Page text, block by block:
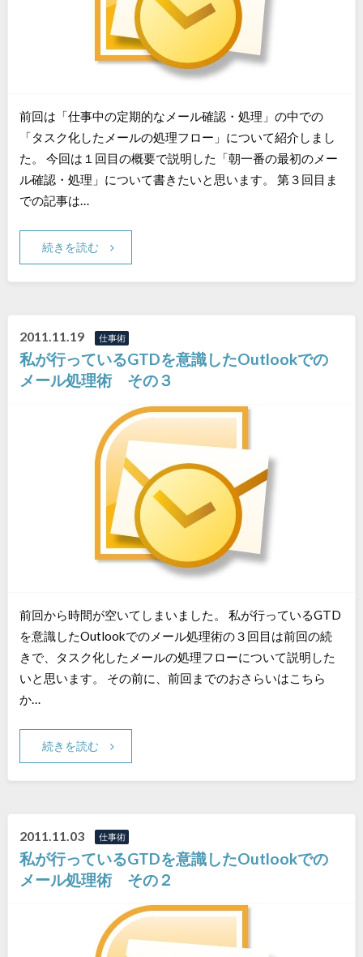
前回は「仕事中の定期的なメール確認・処理」の中での
「タスク化したメールの処理フロー」について紹介しまし
た。 今回は１回目の概要で説明した「朝一番の最初のメー
ル確認・処理」について書きたいと思います。 第３回目ま
での記事は…
続きを読む
2011.11.19 仕事術
私が行っているGTDを意識したOutlookでの
メール処理術 その３
前回から時間が空いてしまいました。 私が行っているGTD
を意識したOutlookでのメール処理術の３回目は前回の続
きで、タスク化したメールの処理フローについて説明した
いと思います。 その前に、前回までのおさらいはこちら
か…
続きを読む
2011.11.03 仕事術
私が行っているGTDを意識したOutlookでの
メール処理術 その２